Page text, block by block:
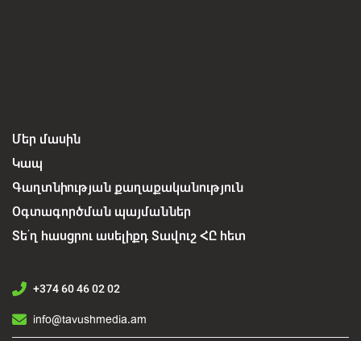
Մեր մասին
Կապ
Գաղտնիության քաղաքականություն
Օգտագործման պայմաններ
Տե՛ղ հասցրու ասելիքդ Տավուշ ՀԸ հետ
+374 60 46 02 02
info@tavushmedia.am